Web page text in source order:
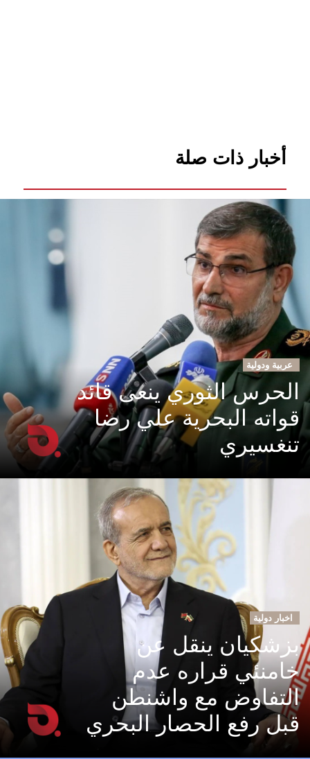
أخبار ذات صلة
عربية ودولية
الحرس الثوري ينعى قائد
قواته البحرية علي رضا
تنغسيري
اخبار دولية
بزشكيان ينقل عن
خامنئي قراره عدم
التفاوض مع واشنطن
قبل رفع الحصار البحري